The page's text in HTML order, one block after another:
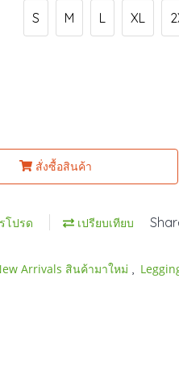
S M L XL
สั่งซื้อสินค้า
โปรด เปรียบเทียบ
Arrivals สินค้ามาใหม่